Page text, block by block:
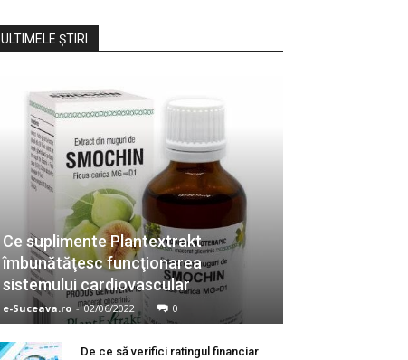
ULTIMELE ŞTIRI
Ce suplimente Plantextrakt
îmbunătăţesc funcţionarea
sistemului cardiovascular
e-Suceava.ro - 02/06/2022 0
De ce să verifici ratingul financiar